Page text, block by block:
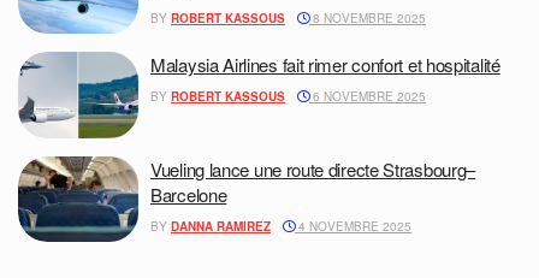
BY ROBERT KASSOUS 8 NOVEMBRE 2025
Malaysia Airlines fait rimer confort et hospitalité
BY ROBERT KASSOUS 6 NOVEMBRE 2025
Vueling lance une route directe Strasbourg–
Barcelone
BY DANNA RAMIREZ 4 NOVEMBRE 2025